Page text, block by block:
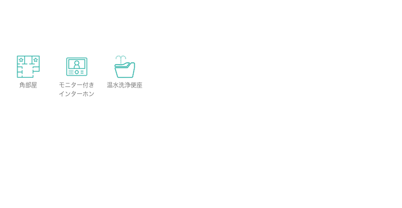
角部屋
モニター付き
インターホン
温水洗浄便座